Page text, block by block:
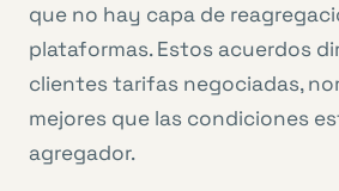
que no hay capa de
plataformas. Estos acuerdos
clientes tarifas negociadas,
mejores que las condiciones
agregador.